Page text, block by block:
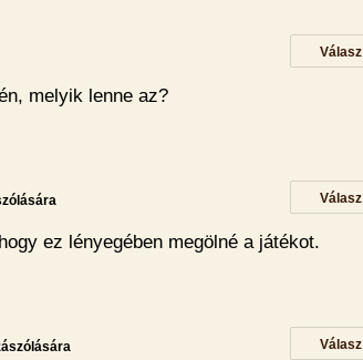
Válasz
melyik lenne az?
Válasz
ez lényegében megölné a játékot.
Válasz